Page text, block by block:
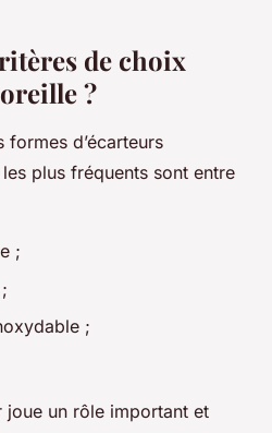
de choix
?
formes d’écarteurs
plus fréquents sont entre
;
;
joue un rôle important et